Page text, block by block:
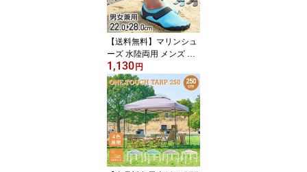
【送料無料】マリンシュ
ーズ 水陸両用 メンズ レ
ディース VPC-F230 大人
用 男女兼用 岩場 アクア
シューズ ウォーターシュ
ーズ ビーチシューズ ビ
ジョンピークス VISIONP
EAKS
1,130円